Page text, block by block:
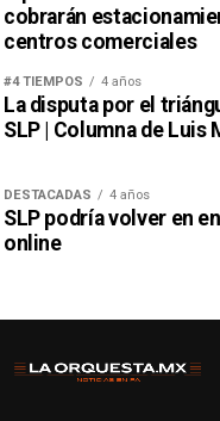
cobrarán
centros comerciales
#4 TIEMPOS 4 años
La disputa por el
SLP | Columna de Luis
DESTACADAS 4 años
SLP podría volver en
online